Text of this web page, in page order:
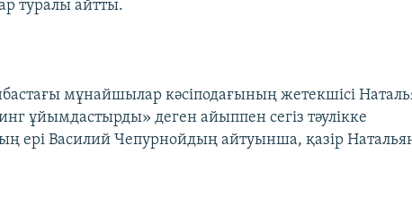
туралы айтты.
мұнайшылар кәсіподағының жетекшісі
ұйымдастырды» деген айыппен сегіз тәулікке
ері Василий Чепурнойдың айтуынша, қазір